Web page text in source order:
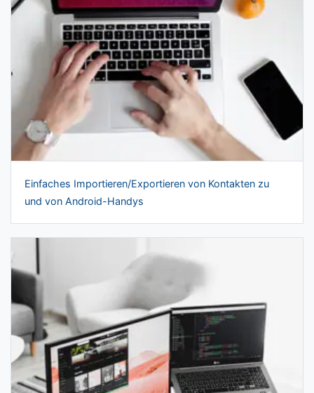
Einfaches Importieren/Exportieren von Kontakten zu
und von Android-Handys